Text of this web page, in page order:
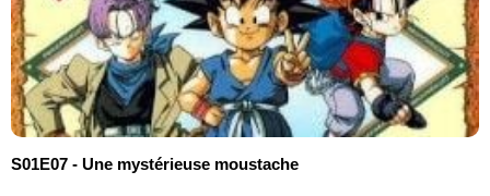
S01E07 - Une mystérieuse moustache